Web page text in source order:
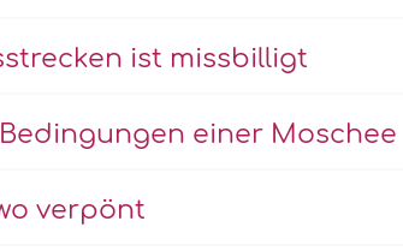
ist missbilligt
einer Moschee
verpönt